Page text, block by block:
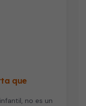
que
no es un